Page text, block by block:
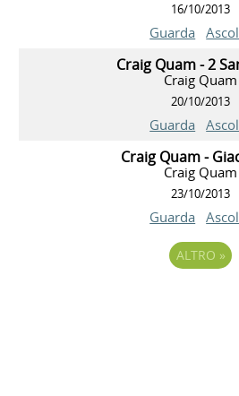
16/10/2013
Guarda
Craig Quam - 2
Craig Quam
20/10/2013
Guarda
Craig Quam -
Craig Quam
23/10/2013
Guarda
ALTRO »